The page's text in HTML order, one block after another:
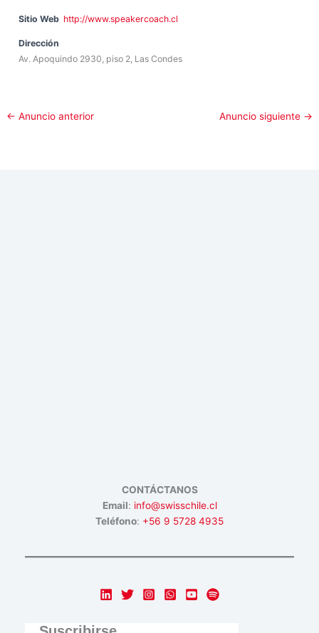
Sitio Web http://www.speakercoach.cl
Dirección
Av. Apoquindo 2930, piso 2, Las Condes
← Anuncio anterior Anuncio siguiente →
CONTÁCTANOS
Email: info@swisschile.cl
Teléfono: +56 9 5728 4935